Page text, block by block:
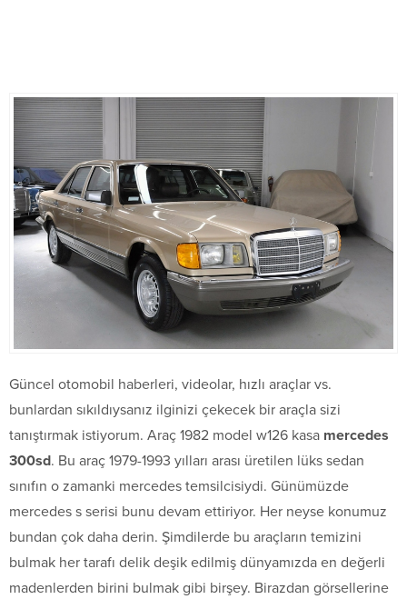
Güncel otomobil haberleri, videolar, hızlı araçlar vs.
bunlardan sıkıldıysanız ilginizi çekecek bir araçla sizi
tanıştırmak istiyorum. Araç 1982 model w126 kasa mercedes
300sd. Bu araç 1979-1993 yılları arası üretilen lüks sedan
sınıfın o zamanki mercedes temsilcisiydi. Günümüzde
mercedes s serisi bunu devam ettiriyor. Her neyse konumuz
bundan çok daha derin. Şimdilerde bu araçların temizini
bulmak her tarafı delik deşik edilmiş dünyamızda en değerli
madenlerden birini bulmak gibi birşey. Birazdan görsellerine